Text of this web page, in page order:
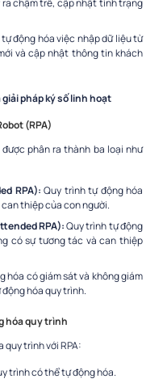
chậm trễ, cập nhật tình trạng
động hóa việc nhập dữ liệu từ
và cập nhật thông tin khách
pháp ký số linh hoạt
(RPA)
phân ra thành ba loại như
RPA): Quy trình tự động hóa
thiệp của con người.
RPA):Quy trình tự động
có sự tương tác và can thiệp
hóa có giám sát và không giám
hóa quy trình.
hóa quy trình
trình với RPA:
trình có thể tự động hóa.